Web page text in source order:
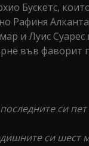
Бускетс,
Рафиня
и Луис
във фаворит
си
си шест